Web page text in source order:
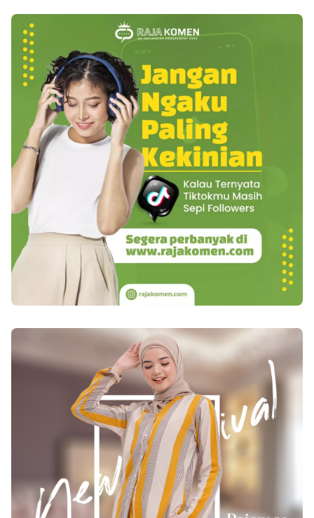
orang dewasa, terlebih wanita. Mulut kering
(xerostomia) dikarenakan terlebih lantaran
kurangnya air liur untuk melindungi mulut terus
basah. Berlangsung penurunan sekresi air liur
dari kelenjar ludah, hingga mengakibatkan
keadaan ini. Xerostomia biasanya berlangsung
pada umur dewasa muda (seputar 20 tahun)
serta umur lanjut (60-80 tahun). Tersebut ialah 6
tanda-tanda umum dari xerostomia : 1. Perasaan
lengket serta kering di mulut serta lidah 2. Bibir
pecah-pecah 3. Kesusahan dalam mengunyah,
menelan, rasakan, atau berbicara 4. Mulut luka
5. Bau napas tidak enak 6. Gigi palsu yang jadi
jadi tak nyaman Baca juga : Mengenal 8 Jenis
Penyakit Peredaran Darah Air liur menolong
dalam mengunyah, menelan serta mengolah
makanan. Air liur pula membuat perlindungan
gigi dari pembusukan dengan jalan
membersihkan bekas makanan, gula serta asam
yang dihasilkan oleh bakteri. Saat kekurangan
air liur, seperti dalam keadaan mulut kering,
maka keadaan ini bisa mengakibatkan resiko
kesehatan semacam ini: 1. Kurang air liur bakal
turunkan pH mulut (mulut semakin asam)
hingga menambah resiko rusaknya gigi,
penyakit gusi, bau mulut, serta infeksi mulut. 2.
Beberapa hal yang bisa diakibatkan oleh adanya
mulut kering antara lain susah dalam
mengunyah, menelan dan berbicara, gigi palsu
jadi longgar, rasa terbakar, penurunan kepekaan